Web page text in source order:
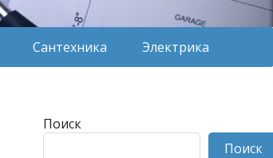
Сантехника Электрика
Поиск
Поиск